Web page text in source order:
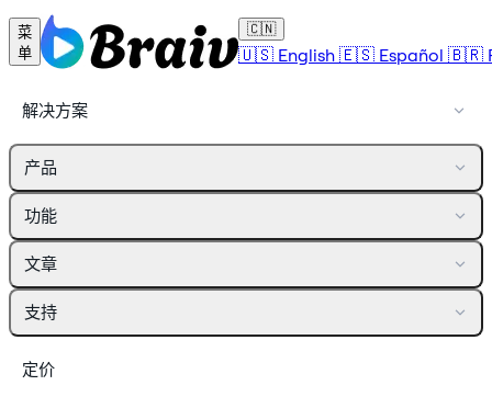
菜
单
🇨🇳
🇺🇸 English 🇪🇸 Español 🇧🇷
解决方案
产品
功能
文章
支持
定价